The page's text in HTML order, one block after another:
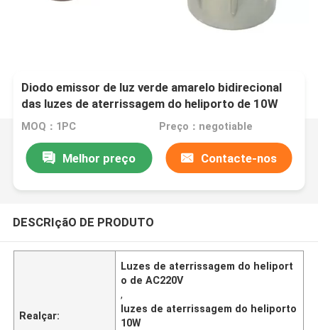
Diodo emissor de luz verde amarelo bidirecional
das luzes de aterrissagem do heliporto de 10W
AC220V
MOQ：1PC Preço：negotiable
Melhor preço Contacte-nos
DESCRIçãO DE PRODUTO
Realçar:
Luzes de aterrissagem do heliport
o de AC220V
,
luzes de aterrissagem do heliporto
10W